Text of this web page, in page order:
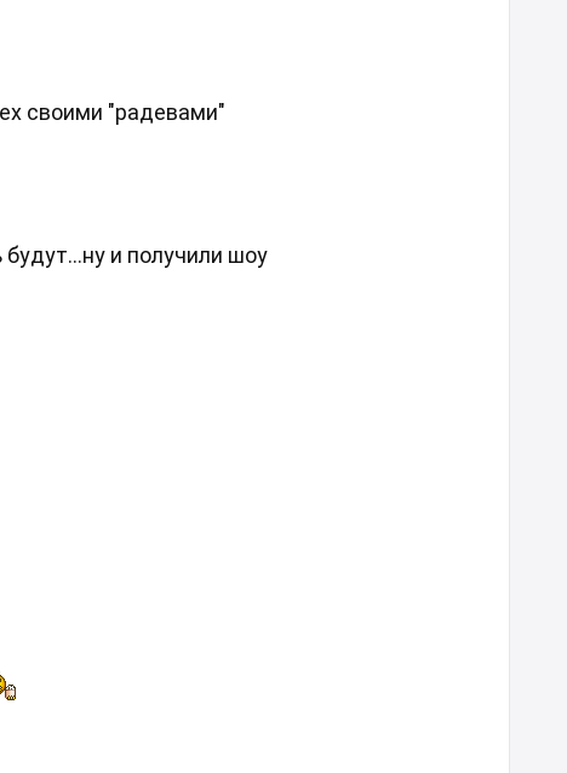
своими "радевами"
и получили шоу